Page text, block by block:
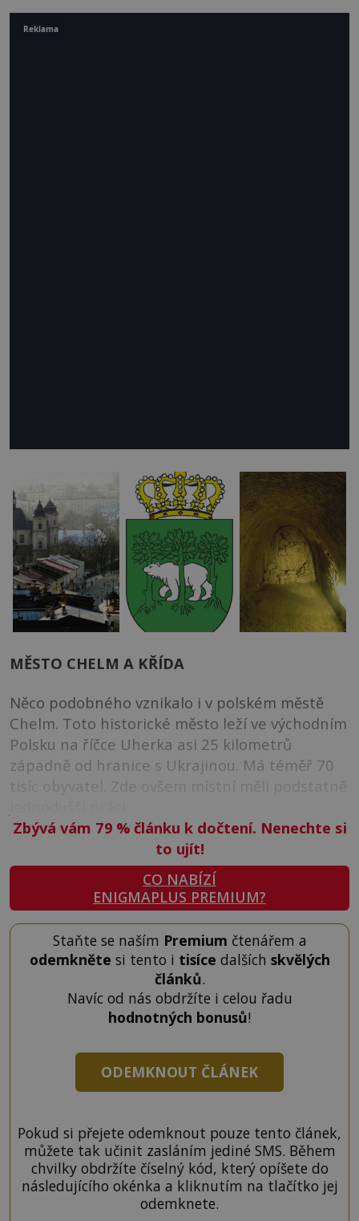
MĚSTO CHELM A KŘÍDA
Něco podobného vznikalo i v polském městě
Chelm. Toto historické město leží ve východním
Polsku na říčce Uherka asi 25 kilometrů
západně od hranice s Ukrajinou. Má téměř 70
tisíc obyvatel. Zde ovšem místní měli podstatně
Zbývá vám 79 %článku k dočtení. Nenechte si
to ujít!
CO NABÍZÍ
ENIGMAPLUS PREMIUM?
Staňte se naším Premium čtenářem a
odemkněte si tento i tisíce dalších skvělých
článků.
Navíc od nás obdržíte i celou řadu
hodnotných bonusů!
ODEMKNOUT ČLÁNEK
Pokud si přejete odemknout pouze tento článek,
můžete tak učinit zasláním jediné SMS. Během
chvilky obdržíte číselný kód, který opíšete do
následujícího okénka a kliknutím na tlačítko jej
odemknete.
Reklama